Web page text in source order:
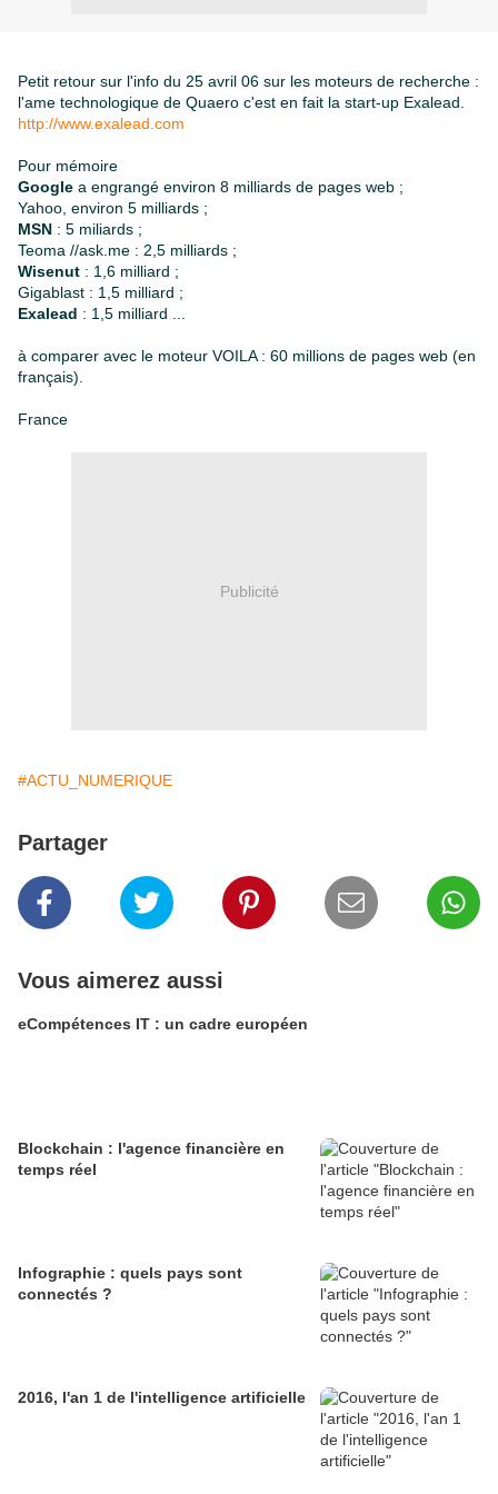
Petit retour sur l'info du 25 avril 06 sur les moteurs de recherche :
l'ame technologique de Quaero c'est en fait la start-up Exalead.
http://www.exalead.com
Pour mémoire
Google a engrangé environ 8 milliards de pages web ;
Yahoo, environ 5 milliards ;
MSN : 5 miliards ;
Teoma //ask.me : 2,5 milliards ;
Wisenut : 1,6 milliard ;
Gigablast : 1,5 milliard ;
Exalead : 1,5 milliard ...
à comparer avec le moteur VOILA : 60 millions de pages web (en
français).
France
Publicité
#ACTU_NUMERIQUE
Partager
Vous aimerez aussi
eCompétences IT : un cadre européen
Blockchain : l'agence financière en
temps réel
Infographie : quels pays sont
connectés ?
2016, l'an 1 de l'intelligence artificielle